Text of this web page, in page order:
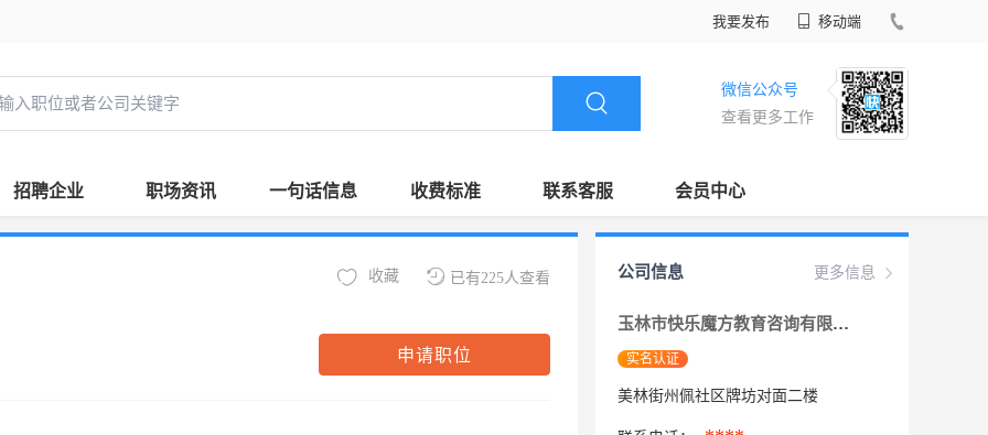
我要发布 移动端
微信公众号
查看更多工作
招聘企业 职场资讯 一句话信息 收费标准 联系客服 会员中心
已有225人查看
收藏
申请职位
更多信息
公司信息
玉林市快乐魔方教育咨询有限公司
实名认证
美林街州佩社区牌坊对面二楼